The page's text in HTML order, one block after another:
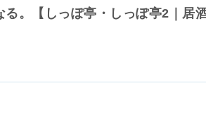
。【しっぽ亭・しっぽ亭2｜居